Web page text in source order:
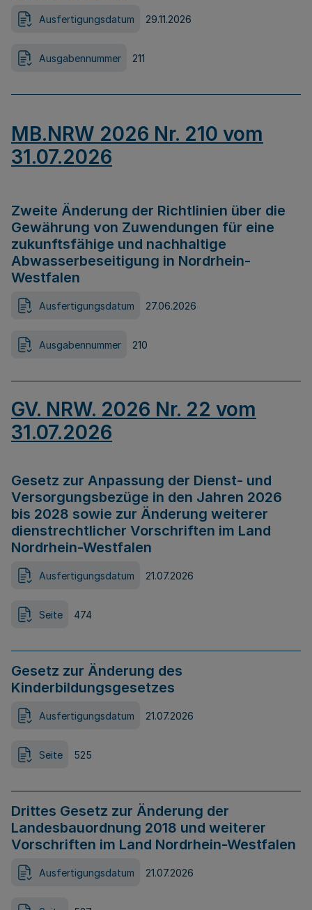
Ausfertigungsdatum 29.11.2026
Ausgabennummer 211
MB.NRW 2026 Nr. 210 vom
31.07.2026
Zweite Änderung der Richtlinien über die
Gewährung von Zuwendungen für eine
zukunftsfähige und nachhaltige
Abwasserbeseitigung in Nordrhein-
Westfalen
Ausfertigungsdatum 27.06.2026
Ausgabennummer 210
GV. NRW. 2026 Nr. 22 vom
31.07.2026
Gesetz zur Anpassung der Dienst- und
Versorgungsbezüge in den Jahren 2026
bis 2028 sowie zur Änderung weiterer
dienstrechtlicher Vorschriften im Land
Nordrhein-Westfalen
Ausfertigungsdatum 21.07.2026
Seite 474
Gesetz zur Änderung des
Kinderbildungsgesetzes
Ausfertigungsdatum 21.07.2026
Seite 525
Drittes Gesetz zur Änderung der
Landesbauordnung 2018 und weiterer
Vorschriften im Land Nordrhein-Westfalen
Ausfertigungsdatum 21.07.2026